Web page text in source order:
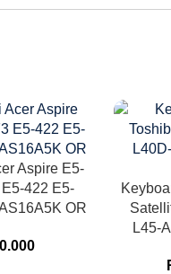
Aspire E5-
422 E5-
OR
L45-